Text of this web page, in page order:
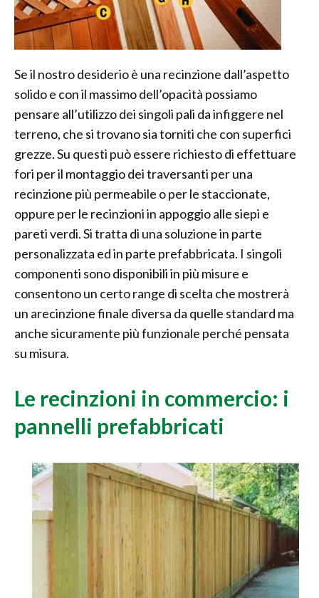
Se il nostro desiderio è una recinzione dall’aspetto
solido e con il massimo dell’opacità possiamo
pensare all’utilizzo dei singoli pali da infiggere nel
terreno, che si trovano sia torniti che con superfici
grezze. Su questi può essere richiesto di effettuare
fori per il montaggio dei traversanti per una
recinzione più permeabile o per le staccionate,
oppure per le recinzioni in appoggio alle siepi e
pareti verdi. Si tratta di una soluzione in parte
personalizzata ed in parte prefabbricata. I singoli
componenti sono disponibili in più misure e
consentono un certo range di scelta che mostrerà
un arecinzione finale diversa da quelle standard ma
anche sicuramente più funzionale perché pensata
su misura.
Le recinzioni in commercio: i
pannelli prefabbricati